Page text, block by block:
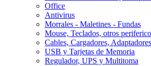
Office
Antivirus
Morrales - Maletines - Fundas
Mouse, Teclados, otros
Cables, Cargadores, Adaptadores
USB y Tarjetas de Memoria
Regulador, UPS y Multitoma